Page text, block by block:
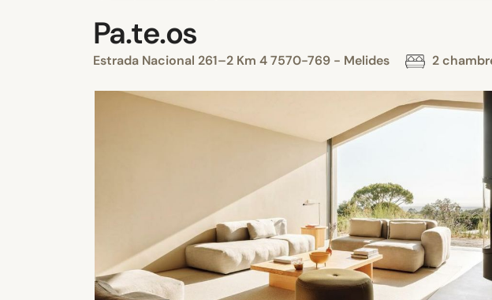
Pa.te.os
Estrada Nacional 261–2 Km 4 7570-769 - Melides 2